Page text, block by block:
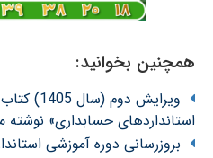
همچنین بخوانید:
ویرایش دوم
استانداردهای حسابداری»
بروزرسانی دوره آموزشی